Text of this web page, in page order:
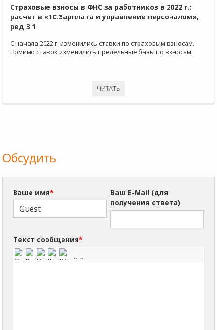
Страховые взносы в ФНС за работников в 2022 г.:
расчет в «1С:Зарплата и управление персоналом»,
ред 3.1
С начала 2022 г. изменились ставки по страховым взносам.
Помимо ставок изменились предельные базы по взносам.
ЧИТАТЬ
Обсудить
Ваше имя*
Ваш E-Mail (для
получения ответа)
Текст сообщения*